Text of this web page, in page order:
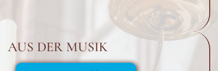
AUS DER MUSIK